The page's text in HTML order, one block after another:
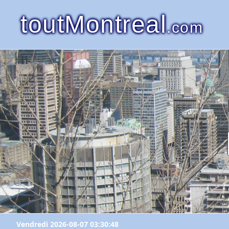
toutMontreal.com
Vendredi 2026-08-07 03:30:48